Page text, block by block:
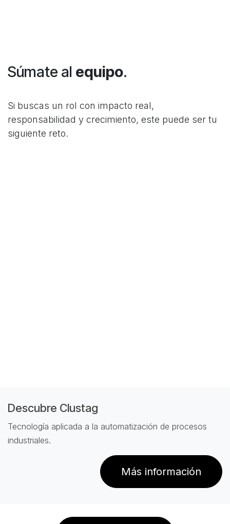
Súmate al equipo.
Si buscas un rol con impacto real,
responsabilidad y crecimiento, este puede ser tu
siguiente reto.
Descubre Clustag
Tecnología aplicada a la automatización de procesos
industriales.
Más información